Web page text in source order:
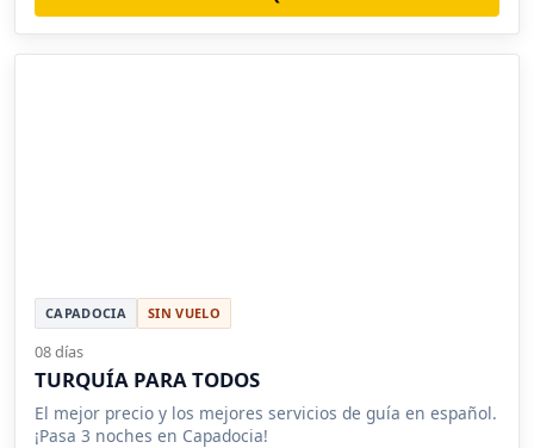
CAPADOCIA SIN VUELO
08 días
TURQUÍA PARA TODOS
El mejor precio y los mejores servicios de guía en español.
¡Pasa 3 noches en Capadocia!